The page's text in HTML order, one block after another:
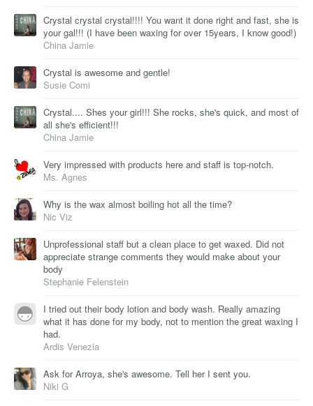
Crystal crystal crystal!!!! You want it done right and fast, she is
your gal!!! (I have been waxing for over 15years, I know good!)
China Jamie
Crystal is awesome and gentle!
Susie Comi
Crystal.... Shes your girl!!! She rocks, she's quick, and most of
all she's efficient!!!
China Jamie
Very impressed with products here and staff is top-notch.
Ms. Agnes
Why is the wax almost boiling hot all the time?
Nic Viz
Unprofessional staff but a clean place to get waxed. Did not
appreciate strange comments they would make about your
body
Stephanie Felenstein
I tried out their body lotion and body wash. Really amazing
what it has done for my body, not to mention the great waxing I
had.
Ardis Venezia
Ask for Arroya, she's awesome. Tell her I sent you.
Niki G